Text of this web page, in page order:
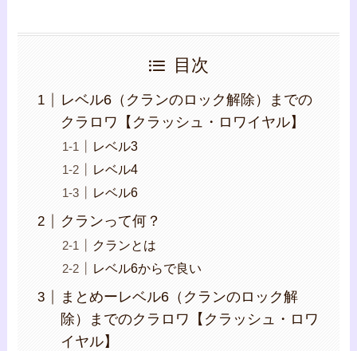
目次
レベル6（クランのロック解除）までの
クラロワ【クラッシュ・ロワイヤル】
レベル3
レベル4
レベル6
クランって何？
クランとは
レベル6からで良い
まとめーレベル6（クランのロック解
除）までのクラロワ【クラッシュ・ロワ
イヤル】